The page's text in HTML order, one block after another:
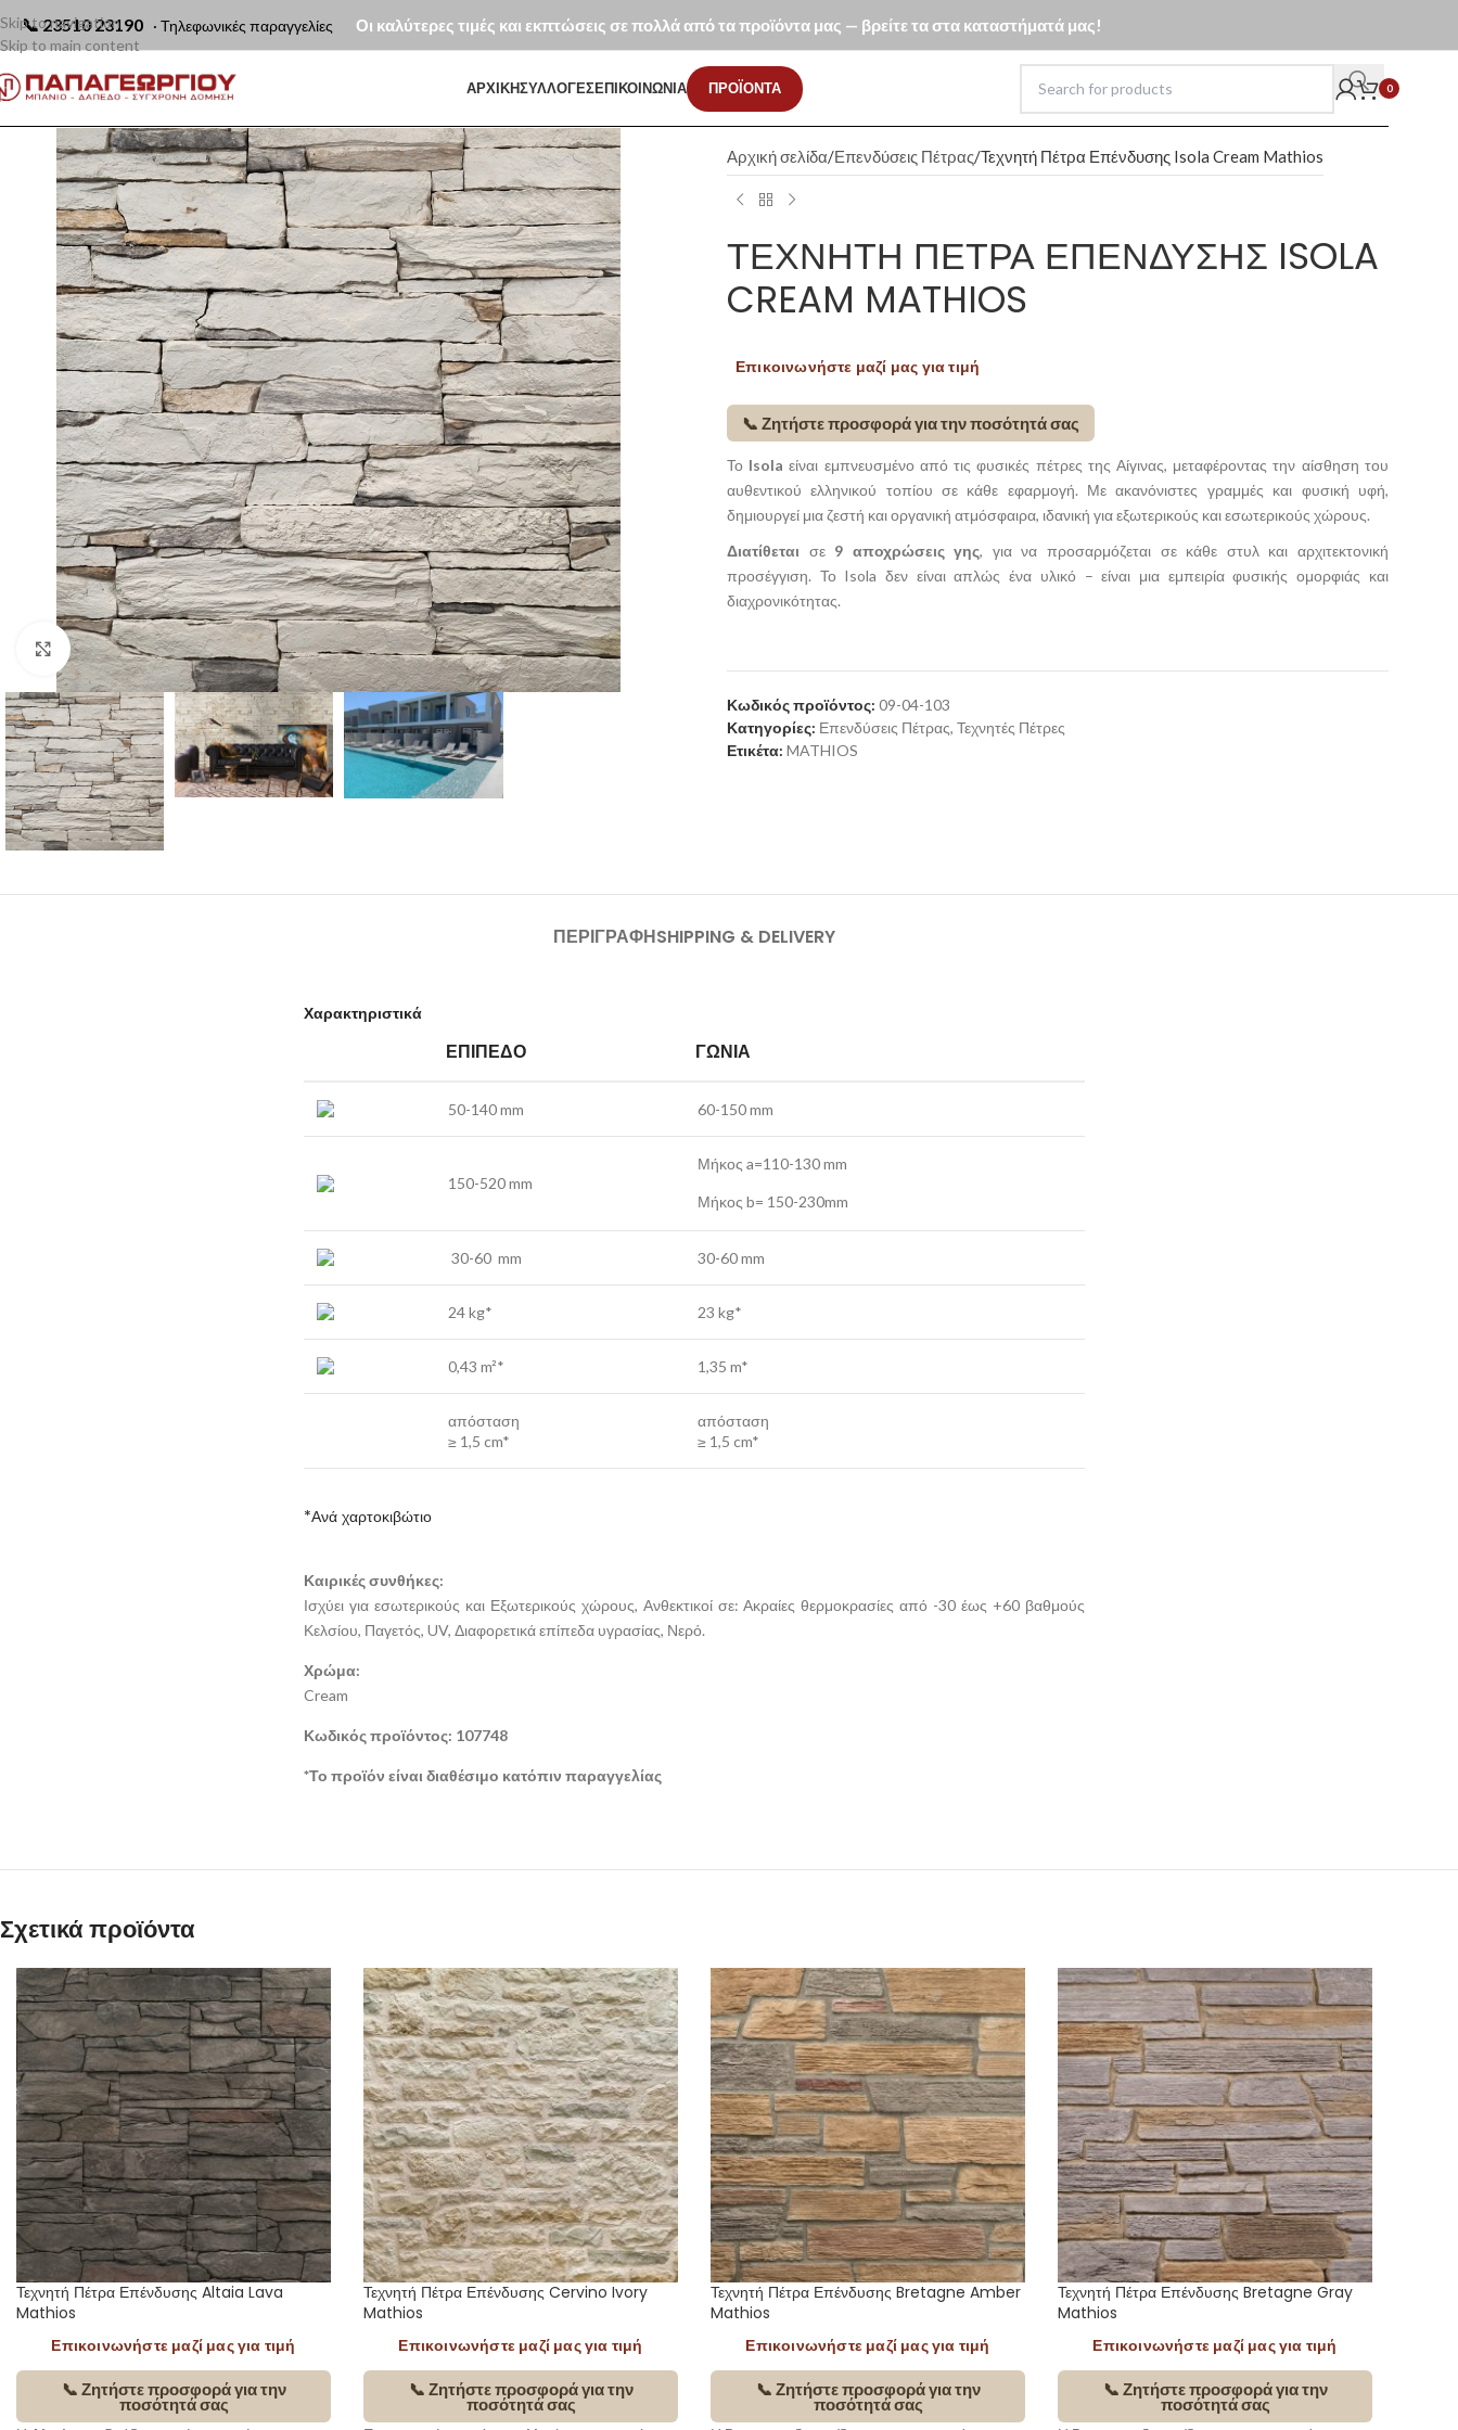
📞 23510 23190 · Τηλεφωνικές παραγγελίες Οι καλύτερες τιμές και εκπτώσεις σε πολλά από τα προϊόντα μας — βρείτε τα στα καταστήματά μας!
Skip to navigation
Skip to main content
ΑΡΧΙΚΗΣΥΛΛΟΓΕΣΕΠΙΚΟΙΝΩΝΙΑ ΠΡΟΪΟΝΤΑ 0
Click to enlarge
Αρχική σελίδα Επενδύσεις Πέτρας Τεχνητή Πέτρα Επένδυσης Isola Cream Mathios
ΤΕΧΝΗΤΉ ΠΈΤΡΑ ΕΠΈΝΔΥΣΗΣ ISOLA
CREAM MATHIOS
Επικοινωνήστε μαζί μας για τιμή
📞 Ζητήστε προσφορά για την ποσότητά σας
Το Isola είναι εμπνευσμένο από τις φυσικές πέτρες της Αίγινας, μεταφέροντας την αίσθηση του
αυθεντικού ελληνικού τοπίου σε κάθε εφαρμογή. Με ακανόνιστες γραμμές και φυσική υφή,
δημιουργεί μια ζεστή και οργανική ατμόσφαιρα, ιδανική για εξωτερικούς και εσωτερικούς χώρους.
Διατίθεται σε 9 αποχρώσεις γης, για να προσαρμόζεται σε κάθε στυλ και αρχιτεκτονική
προσέγγιση. Το Isola δεν είναι απλώς ένα υλικό – είναι μια εμπειρία φυσικής ομορφιάς και
διαχρονικότητας.
Κωδικός προϊόντος: 09-04-103
Κατηγορίες: Επενδύσεις Πέτρας, Τεχνητές Πέτρες
Ετικέτα: MATHIOS
ΠΕΡΙΓΡΑΦΉSHIPPING & DELIVERY
Χαρακτηριστικά
ΕΠΊΠΕΔΟ ΓΩΝΊΑ
50-140 mm 60-150 mm
150-520 mm
Μήκος a=110-130 mm
Μήκος b= 150-230mm
30-60 mm 30-60 mm
24 kg* 23 kg*
0,43 m²* 1,35 m*
απόσταση
≥ 1,5 cm*
απόσταση
≥ 1,5 cm*
*Ανά χαρτοκιβώτιο
Καιρικές συνθήκες:
Ισχύει για εσωτερικούς και Εξωτερικούς χώρους, Ανθεκτικοί σε: Ακραίες θερμοκρασίες από -30 έως +60 βαθμούς
Κελσίου, Παγετός, UV, Διαφορετικά επίπεδα υγρασίας, Νερό.
Χρώμα:
Cream
Κωδικός προϊόντος: 107748
*Το προϊόν είναι διαθέσιμο κατόπιν παραγγελίας
Σχετικά προϊόντα
Τεχνητή Πέτρα Επένδυσης Altaia Lava
Mathios
Επικοινωνήστε μαζί μας για τιμή
📞 Ζητήστε προσφορά για την
ποσότητά σας
Τεχνητή Πέτρα Επένδυσης Cervino Ivory
Mathios
Επικοινωνήστε μαζί μας για τιμή
📞 Ζητήστε προσφορά για την
ποσότητά σας
Τεχνητή Πέτρα Επένδυσης Bretagne Amber
Mathios
Επικοινωνήστε μαζί μας για τιμή
📞 Ζητήστε προσφορά για την
ποσότητά σας
Τεχνητή Πέτρα Επένδυσης Bretagne Gray
Mathios
Επικοινωνήστε μαζί μας για τιμή
📞 Ζητήστε προσφορά για την
ποσότητά σας